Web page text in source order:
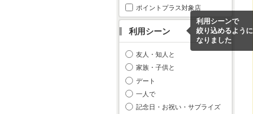
ポイントプラス対象店
利用シーン
利用シーンで
絞り込めるように
なりました
友人・知人と
家族・子供と
デート
一人で
記念日・お祝い・サプライズ